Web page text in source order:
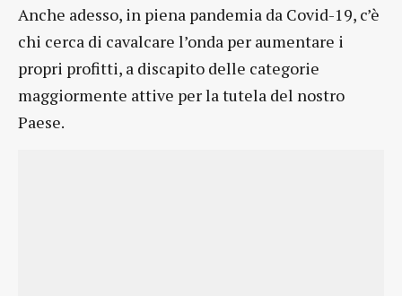
Anche adesso, in piena pandemia da Covid-19, c’è
chi cerca di cavalcare l’onda per aumentare i
propri profitti, a discapito delle categorie
maggiormente attive per la tutela del nostro
Paese.